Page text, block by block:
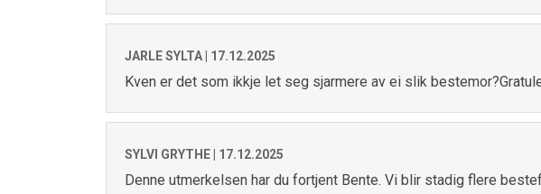
JARLE SYLTA | 17.12.2025
Kven er det som ikkje let seg sjarmere av ei slik
SYLVI GRYTHE | 17.12.2025
Denne utmerkelsen har du fortjent Bente. Vi blir stadig flere